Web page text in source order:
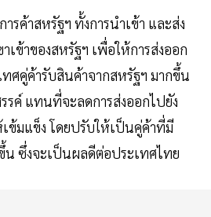
ารค้าสหรัฐฯ ทั้งการนำเข้า และส่ง
เข้าของสหรัฐฯ เพื่อให้การส่งออก
ศคู่ค้ารับสินค้าจากสหรัฐฯ มากขึ้น
รค์ แทนที่จะลดการส่งออกไปยัง
ข้มแข็ง โดยปรับให้เป็นคู่ค้าที่มี
น ซึ่งจะเป็นผลดีต่อประเทศไทย